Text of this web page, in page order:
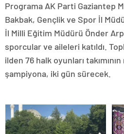
Programa AK Parti Gaziantep
Bakbak, Gençlik ve Spor İl
İl Milli Eğitim Müdürü Önder
sporcular ve aileleri katıldı.
ilden 76 halk oyunları
şampiyona, iki gün sürecek.